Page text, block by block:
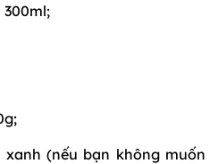
(nếu bạn không muốn